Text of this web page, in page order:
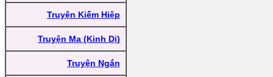
Truyện Kiếm Hiệp
Truyện Ma (Kinh Dị)
Truyện Ngắn